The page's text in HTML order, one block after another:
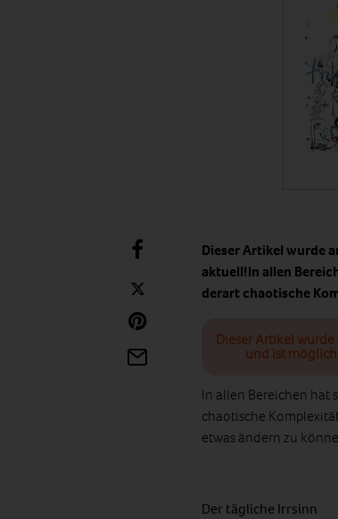
Dieser Artikel wurde
aktuell!In allen
derart chaotische
Dieser Artikel
und ist
In allen Bereichen hat
chaotische
etwas ändern zu
Der tägliche Irrsinn